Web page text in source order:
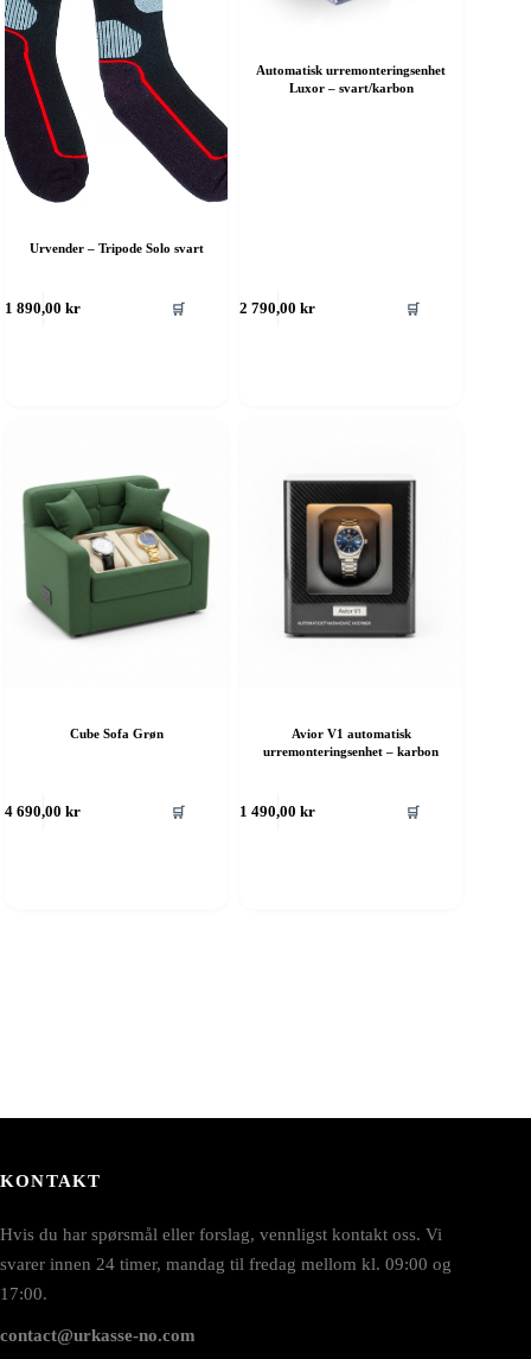
Urvender – Tripode Solo svart
1 890,00kr 🛒
Automatisk urremonteringsenhet
Luxor – svart/karbon
2 790,00kr 🛒
Cube Sofa Grøn
4 690,00kr 🛒
Avior V1 automatisk
urremonteringsenhet – karbon
1 490,00kr 🛒
KONTAKT
Hvis du har spørsmål eller forslag, vennligst kontakt oss. Vi
svarer innen 24 timer, mandag til fredag mellom kl. 09:00 og
17:00.
contact@urkasse-no.com